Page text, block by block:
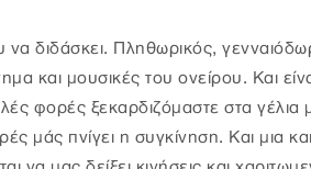
να διδάσκει. Πληθωρικός,
και μουσικές του ονείρου. Και
φορές ξεκαρδιζόμαστε στα γέλια
μάς πνίγει η συγκίνηση. Και μια